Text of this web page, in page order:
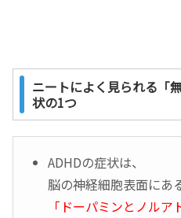
ニートによく見られる「
状の1つ
ADHDの症状は、
脳の神経細胞表面にあ
「ドーパミンとノルア